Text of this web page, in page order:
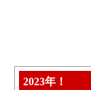
2023年！